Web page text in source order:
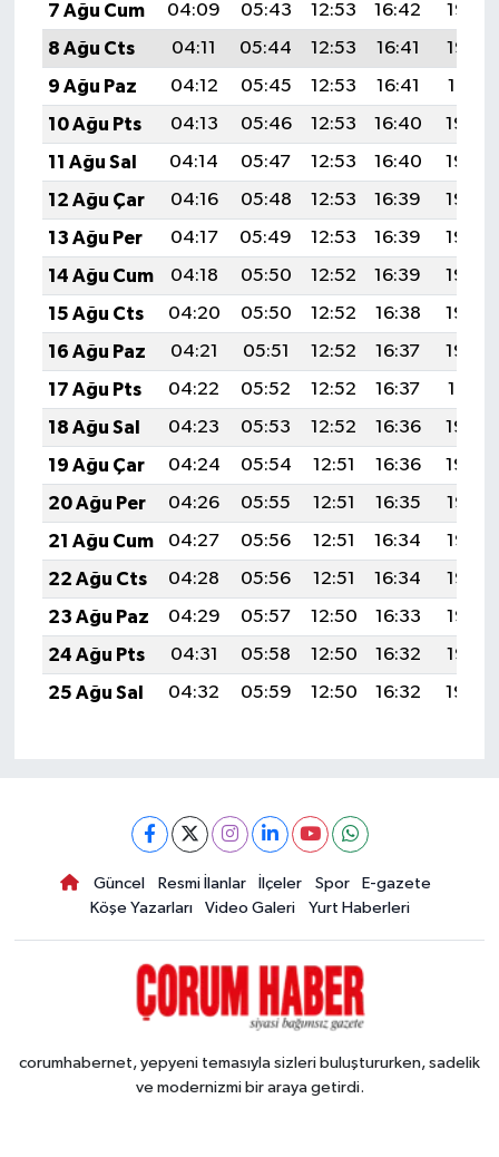
7 Ağu Cum
04:09 05:43 12:53 16:42
19:53
8 Ağu Cts
04:11 05:44 12:53 16:41
19:52
9 Ağu Paz
04:12 05:45 12:53 16:41
19:51
10 Ağu Pts
04:13 05:46 12:53 16:40
19:50
11 Ağu Sal
04:14 05:47 12:53 16:40
19:49
12 Ağu Çar
04:16 05:48 12:53 16:39
19:48
13 Ağu Per
04:17 05:49 12:53 16:39
19:46
14 Ağu Cum
04:18 05:50 12:52 16:39
19:45
15 Ağu Cts
04:20 05:50 12:52 16:38
19:44
16 Ağu Paz
04:21 05:51 12:52 16:37
19:43
17 Ağu Pts
04:22 05:52 12:52 16:37
19:41
18 Ağu Sal
04:23 05:53 12:52 16:36
19:40
19 Ağu Çar
04:24 05:54 12:51 16:36
19:39
20 Ağu Per
04:26 05:55 12:51 16:35
19:37
21 Ağu Cum
04:27 05:56 12:51 16:34
19:36
22 Ağu Cts
04:28 05:56 12:51 16:34
19:35
23 Ağu Paz
04:29 05:57 12:50 16:33
19:33
24 Ağu Pts
04:31 05:58 12:50 16:32
19:32
25 Ağu Sal
04:32 05:59 12:50 16:32 19:30
Güncel Resmi İlanlar İlçeler Spor
E-gazete
Köşe Yazarları
Video Galeri Yurt Haberleri
corumhabernet, yepyeni temasıyla sizleri buluştururken, sadelik
ve modernizmi bir araya getirdi.